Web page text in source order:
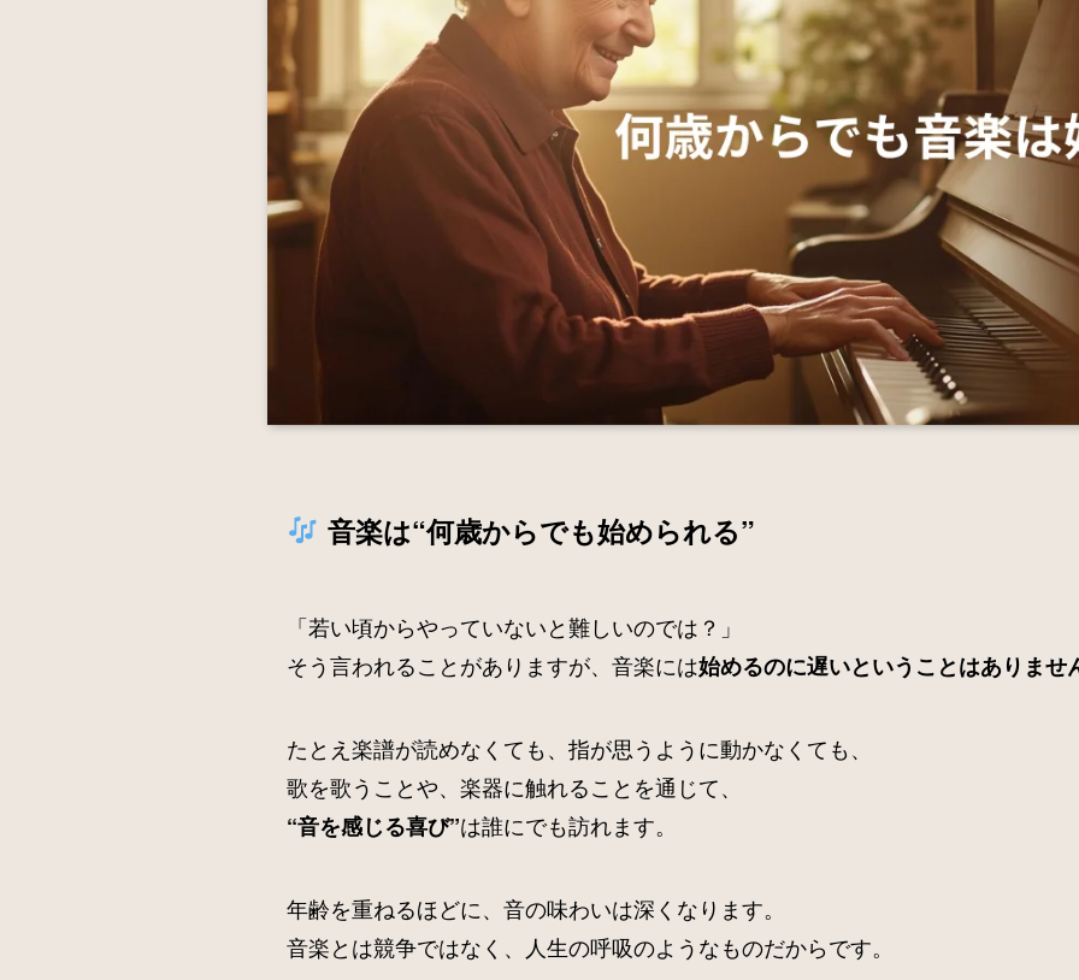
音楽は“何歳からでも始められる”
「若い頃からやっていないと難しいのでは？」
そう言われることがありますが、音楽には始めるのに遅いということはありませ
たとえ楽譜が読めなくても、指が思うように動かなくても、
歌を歌うことや、楽器に触れることを通じて、
“音を感じる喜び”は誰にでも訪れます。
年齢を重ねるほどに、音の味わいは深くなります。
音楽とは競争ではなく、人生の呼吸のようなものだからです。